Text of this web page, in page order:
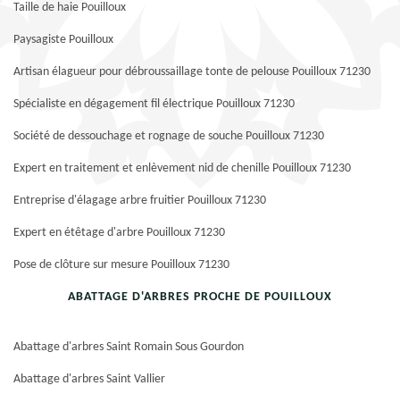
Taille de haie Pouilloux
Paysagiste Pouilloux
Artisan élagueur pour débroussaillage tonte de pelouse Pouilloux 71230
Spécialiste en dégagement fil électrique Pouilloux 71230
Société de dessouchage et rognage de souche Pouilloux 71230
Expert en traitement et enlèvement nid de chenille Pouilloux 71230
Entreprise d'élagage arbre fruitier Pouilloux 71230
Expert en étêtage d'arbre Pouilloux 71230
Pose de clôture sur mesure Pouilloux 71230
ABATTAGE D'ARBRES PROCHE DE POUILLOUX
Abattage d'arbres Saint Romain Sous Gourdon
Abattage d'arbres Saint Vallier